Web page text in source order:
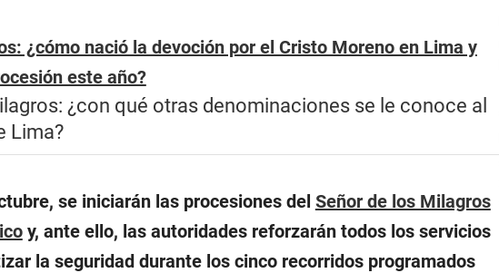
¿cómo nació la devoción por el Cristo Moreno en Lima y
este año?
¿con qué otras denominaciones se le conoce al
Lima?
se iniciarán las procesiones del Señor de los Milagros
y, ante ello, las autoridades reforzarán todos los servicios
la seguridad durante los cinco recorridos programados